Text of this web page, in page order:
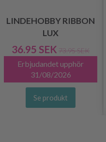
LINDEHOBBY RIBBON
LUX
36.95 SEK 73.95 SEK
Erbjudandet upphör
31/08/2026
Se produkt